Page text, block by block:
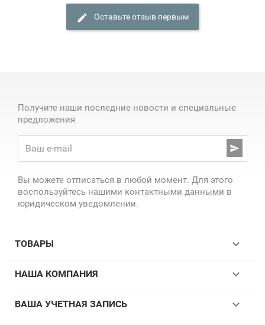
Оставьте отзыв первым
Получите наши последние новости и специальные
предложения

Вы можете отписаться в любой момент. Для этого
воспользуйтесь нашими контактными данными в
юридическом уведомлении.
ТОВАРЫ 
НАША КОМПАНИЯ 
ВАША УЧЕТНАЯ ЗАПИСЬ 